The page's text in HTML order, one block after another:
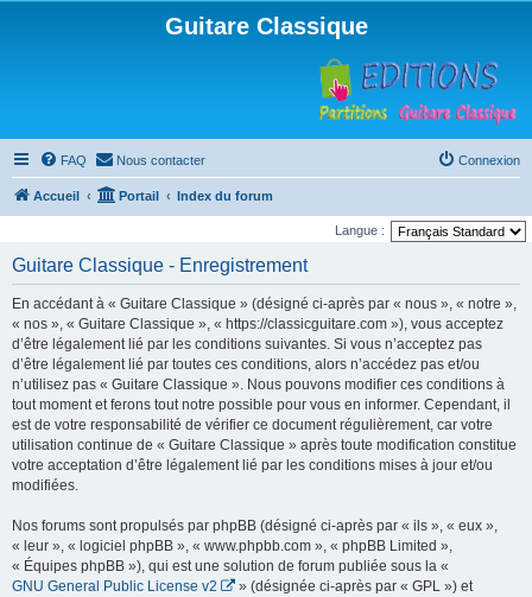
Guitare Classique
FAQ Nous contacter Connexion
Accueil Portail Index du forum
Langue :
Guitare Classique - Enregistrement
En accédant à « Guitare Classique » (désigné ci-après par « nous », « notre »,
« nos », « Guitare Classique », « https://classicguitare.com »), vous acceptez
d’être légalement lié par les conditions suivantes. Si vous n’acceptez pas
d’être légalement lié par toutes ces conditions, alors n’accédez pas et/ou
n’utilisez pas « Guitare Classique ». Nous pouvons modifier ces conditions à
tout moment et ferons tout notre possible pour vous en informer. Cependant, il
est de votre responsabilité de vérifier ce document régulièrement, car votre
utilisation continue de « Guitare Classique » après toute modification constitue
votre acceptation d’être légalement lié par les conditions mises à jour et/ou
modifiées.
Nos forums sont propulsés par phpBB (désigné ci-après par « ils », « eux »,
« leur », « logiciel phpBB », « www.phpbb.com », « phpBB Limited »,
« Équipes phpBB »), qui est une solution de forum publiée sous la «
GNU General Public License v2
» (désignée ci-après par « GPL ») et